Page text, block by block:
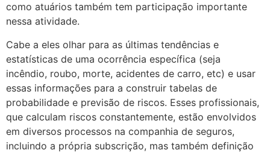
como atuários também tem participação importante
nessa atividade.
Cabe a eles olhar para as últimas tendências e
estatísticas de uma ocorrência específica (seja
incêndio, roubo, morte, acidentes de carro, etc) e usar
essas informações para a construir tabelas de
probabilidade e previsão de riscos. Esses profissionais,
que calculam riscos constantemente, estão envolvidos
em diversos processos na companhia de seguros,
incluindo a própria subscrição, mas também definição